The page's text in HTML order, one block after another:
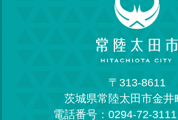
〒313-8611
茨城県常陸太田市金井
電話番号：0294-72-3111